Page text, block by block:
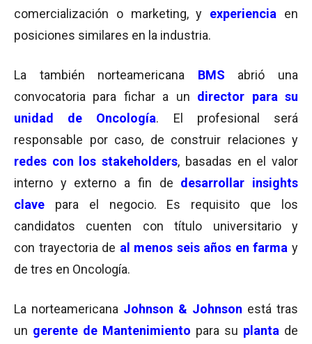
comercialización o marketing, y experiencia en
posiciones similares en la industria.
La también norteamericana BMS
abrió una
convocatoria para fichar a un director para su
unidad de Oncología. El profesional será
responsable por caso, de construir relaciones y
redes con los stakeholders, basadas en el valor
interno y externo a fin de desarrollar insights
clave para el negocio. Es requisito que los
candidatos cuenten con título universitario y
con trayectoria de al menos seis años en farma y
de tres en Oncología.
La norteamericana Johnson & Johnson está tras
un gerente de Mantenimiento para su planta de